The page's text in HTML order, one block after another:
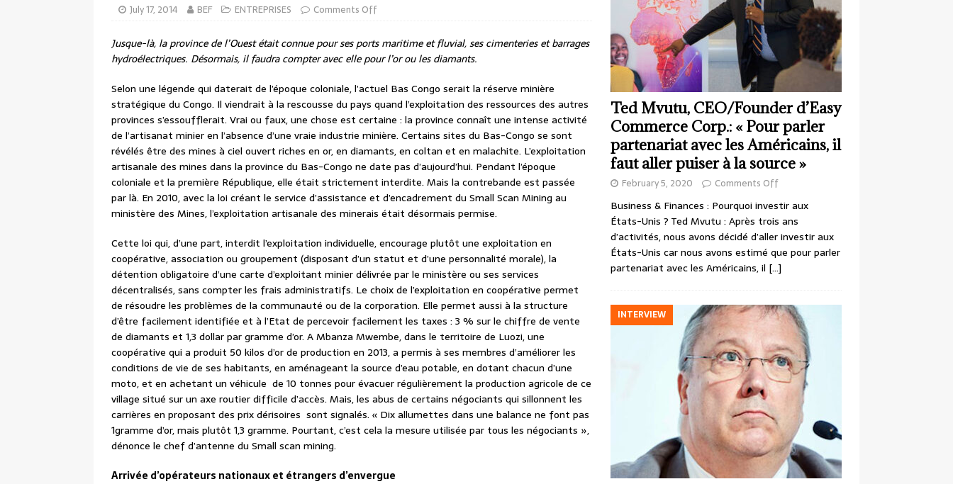
July 17, 2014 BEF ENTREPRISES Comments Off
Jusque-là, la province de l’Ouest était connue pour ses ports maritime et fluvial, ses cimenteries et barrages
hydroélectriques. Désormais, il faudra compter avec elle pour l’or ou les diamants.
Selon une légende qui daterait de l’époque coloniale, l’actuel Bas Congo serait la réserve minière
stratégique du Congo. Il viendrait à la rescousse du pays quand l’exploitation des ressources des autres
provinces s’essoufflerait. Vrai ou faux, une chose est certaine : la province connaît une intense activité
de l’artisanat minier en l’absence d’une vraie industrie minière. Certains sites du Bas-Congo se sont
révélés être des mines à ciel ouvert riches en or, en diamants, en coltan et en malachite. L’exploitation
artisanale des mines dans la province du Bas-Congo ne date pas d’aujourd’hui. Pendant l’époque
coloniale et la première République, elle était strictement interdite. Mais la contrebande est passée
par là. En 2010, avec la loi créant le service d’assistance et d’encadrement du Small Scan Mining au
ministère des Mines, l’exploitation artisanale des minerais était désormais permise.
Cette loi qui, d’une part, interdit l’exploitation individuelle, encourage plutôt une exploitation en
coopérative, association ou groupement (disposant d’un statut et d’une personnalité morale), la
détention obligatoire d’une carte d’exploitant minier délivrée par le ministère ou ses services
décentralisés, sans compter les frais administratifs. Le choix de l’exploitation en coopérative permet
de résoudre les problèmes de la communauté ou de la corporation. Elle permet aussi à la structure
d’être facilement identifiée et à l’Etat de percevoir facilement les taxes : 3 % sur le chiffre de vente
de diamants et 1,3 dollar par gramme d’or. A Mbanza Mwembe, dans le territoire de Luozi, une
coopérative qui a produit 50 kilos d’or de production en 2013, a permis à ses membres d’améliorer les
conditions de vie de ses habitants, en aménageant la source d’eau potable, en dotant chacun d’une
moto, et en achetant un véhicule de 10 tonnes pour évacuer régulièrement la production agricole de ce
village situé sur un axe routier difficile d’accès. Mais, les abus de certains négociants qui sillonnent les
carrières en proposant des prix dérisoires sont signalés. « Dix allumettes dans une balance ne font pas
1gramme d’or, mais plutôt 1,3 gramme. Pourtant, c’est cela la mesure utilisée par tous les négociants »,
dénonce le chef d’antenne du Small scan mining.
Arrivée d’opérateurs nationaux et étrangers d’envergue
Ted Mvutu, CEO/Founder d’Easy
Commerce Corp.: « Pour parler
partenariat avec les Américains, il
faut aller puiser à la source »
February 5, 2020 Comments Off
Business & Finances : Pourquoi investir aux
États-Unis ? Ted Mvutu : Après trois ans
d’activités, nous avons décidé d’aller investir aux
États-Unis car nous avons estimé que pour parler
partenariat avec les Américains, il […]
INTERVIEW